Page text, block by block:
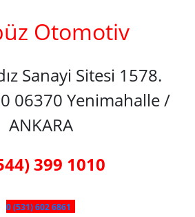
Otomotiv
Sanayi Sitesi 1578.
06370 Yenimahalle /
ANKARA
399 1010
0 (531) 602 6861